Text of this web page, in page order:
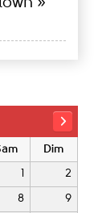
Dim
2
8 9